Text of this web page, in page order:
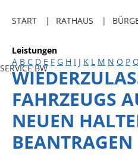
START RATHAUS
SERVICE BW
Leistungen
A B C D E F G H I J K L M N O P Q
FAHRZEUGS
NEUEN
BEANTRAGEN